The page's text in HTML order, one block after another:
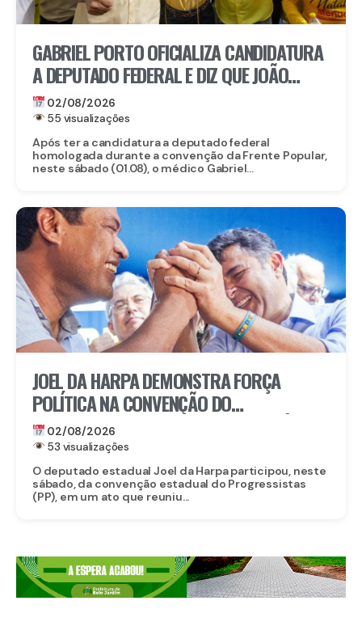
GABRIEL PORTO OFICIALIZA CANDIDATURA
A DEPUTADO FEDERAL E DIZ QUE JOÃO
CAMPOS VAI LIVRAR PE DO PIOR GOVERNO
DA HISTÓRIA
02/08/2026
55 visualizações
Após ter a candidatura a deputado federal
homologada durante a convenção da Frente Popular,
neste sábado (01.08), o médico Gabriel...
JOEL DA HARPA DEMONSTRA FORÇA
POLÍTICA NA CONVENÇÃO DO
PROGRESSISTAS E REAFIRMA APOIO À
CANDIDATURA DE EDUARDO DA FONTE AO
SENADO
02/08/2026
53 visualizações
O deputado estadual Joel da Harpa participou, neste
sábado, da convenção estadual do Progressistas
(PP), em um ato que reuniu...